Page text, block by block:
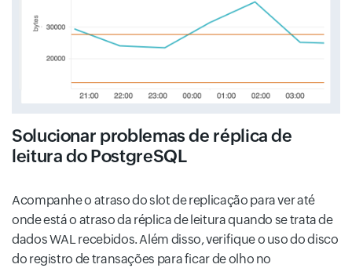
Solucionar problemas de réplica de
leitura do PostgreSQL
Acompanhe o atraso do slot de replicação para ver até
onde está o atraso da réplica de leitura quando se trata de
dados WAL recebidos. Além disso, verifique o uso do disco
do registro de transações para ficar de olho no